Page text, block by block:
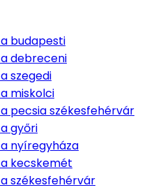
a budapesti
a debreceni
a szegedi
a miskolci
a pecsia székesfehérvár
a győri
a nyíregyháza
a kecskemét
a székesfehérvár